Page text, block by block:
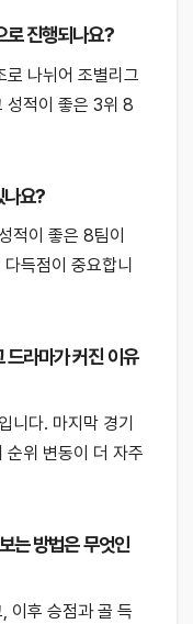
로 진행되나요?
나뉘어 조별리그
성적이 좋은 3위 8
나요?
적이 좋은 8팀이
득점이 중요합니
라마가 커진 이유
니다. 마지막 경기
순위 변동이 더 자주
는 방법은 무엇인
이후 승점과 골 득